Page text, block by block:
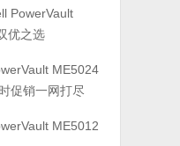
PowerVault
优之选
ME5024
促销一网打尽
ME5012